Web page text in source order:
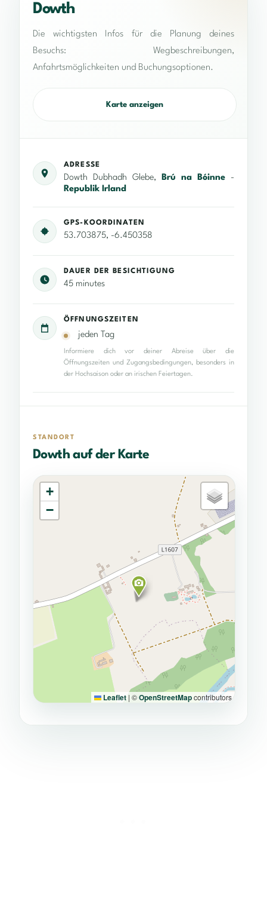
Dowth
Die wichtigsten Infos für die Planung deines
Besuchs: Wegbeschreibungen,
Anfahrtsmöglichkeiten und Buchungsoptionen.
Karte anzeigen
ADRESSE
Dowth Dubhadh Glebe, Brú na Bóinne -
Republik Irland
GPS-KOORDINATEN
53.703875, -6.450358
DAUER DER BESICHTIGUNG
45 minutes
ÖFFNUNGSZEITEN
jeden Tag
Informiere dich vor deiner Abreise über die
Öffnungszeiten und Zugangsbedingungen, besonders in
der Hochsaison oder an irischen Feiertagen.
STANDORT
Dowth auf der Karte
+
−
Leaflet | ©OpenStreetMapcontributors